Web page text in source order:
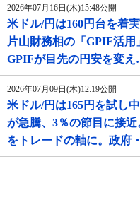
2026年07月16日(木)15:48公開
米ドル/円は160円台を着
片山財務相の「GPIF活用
GPIFが目先の円安を変
2026年07月09日(木)12:19公開
米ドル/円は165円を試し
が急騰、3％の節目に接近
をトレードの軸に。政府